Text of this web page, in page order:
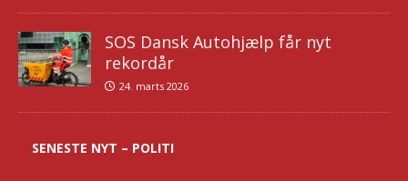
SOS Dansk Autohjælp får nyt
rekordår
24. marts 2026
SENESTE NYT – POLITI